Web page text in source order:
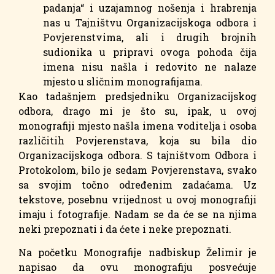
padanja“ i uzajamnog nošenja i hrabrenja
nas u Tajništvu Organizacijskoga odbora i
Povjerenstvima, ali i drugih brojnih
sudionika u pripravi ovoga pohoda čija
imena nisu našla i redovito ne nalaze
mjesto u sličnim monografijama.
Kao tadašnjem predsjedniku Organizacijskog
odbora, drago mi je što su, ipak, u ovoj
monografiji mjesto našla imena voditelja i osoba
različitih Povjerenstava, koja su bila dio
Organizacijskoga odbora. S tajništvom Odbora i
Protokolom, bilo je sedam Povjerenstava, svako
sa svojim točno određenim zadaćama. Uz
tekstove, posebnu vrijednost u ovoj monografiji
imaju i fotografije. Nadam se da će se na njima
neki prepoznati i da ćete i neke prepoznati.
Na početku Monografije nadbiskup Želimir je
napisao da ovu monografiju posvećuje